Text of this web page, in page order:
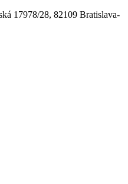
17978/28, 82109 Bratislava-